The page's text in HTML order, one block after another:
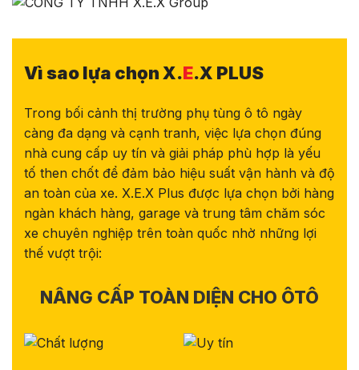
Vì sao lựa chọn X.E.X PLUS
Trong bối cảnh thị trường phụ tùng ô tô ngày
càng đa dạng và cạnh tranh, việc lựa chọn đúng
nhà cung cấp uy tín và giải pháp phù hợp là yếu
tố then chốt để đảm bảo hiệu suất vận hành và độ
an toàn của xe. X.E.X Plus được lựa chọn bởi hàng
ngàn khách hàng, garage và trung tâm chăm sóc
xe chuyên nghiệp trên toàn quốc nhờ những lợi
thế vượt trội:
NÂNG CẤP TOÀN DIỆN CHO ÔTÔ